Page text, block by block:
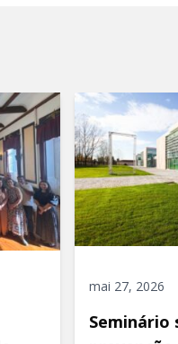
mai 27, 2026
Seminário